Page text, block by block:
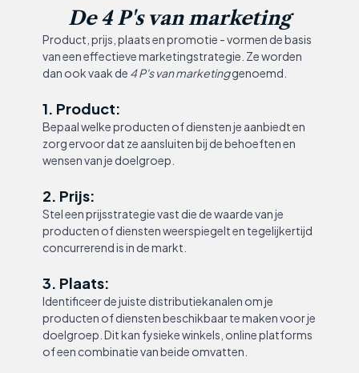
De 4 P's van marketing
Product, prijs, plaats en promotie - vormen de basis
van een effectieve marketingstrategie. Ze worden
dan ook vaak de 4 P's van marketinggenoemd.
1. Product:
Bepaal welke producten of diensten je aanbiedt en
zorg ervoor dat ze aansluiten bij de behoeften en
wensen van je doelgroep.
2. Prijs:
Stel een prijsstrategie vast die de waarde van je
producten of diensten weerspiegelt en tegelijkertijd
concurrerend is in de markt.
3. Plaats:
Identificeer de juiste distributiekanalen om je
producten of diensten beschikbaar te maken voor je
doelgroep. Dit kan fysieke winkels, online platforms
of een combinatie van beide omvatten.